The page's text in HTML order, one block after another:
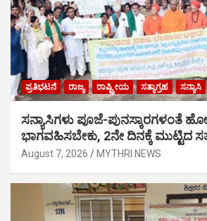
ಪ್ರತಿಭಟನೆ ರಾಜ್ಯ ರಾಷ್ಟ್ರೀಯ ಸತ್ಯಾಗ್ರಹ ಸನ್ಯಾಸಿ
ಸನ್ಯಾಸಿಗಳು ಪೂಜೆ-ಪುನಸ್ಕಾರಗಳಂತೆ
ಭಾಗವಹಿಸಬೇಕು, 2ನೇ ದಿನಕ್ಕೆ ಮುಟ್ಟಿದ
August 7, 2026 MYTHRI NEWS